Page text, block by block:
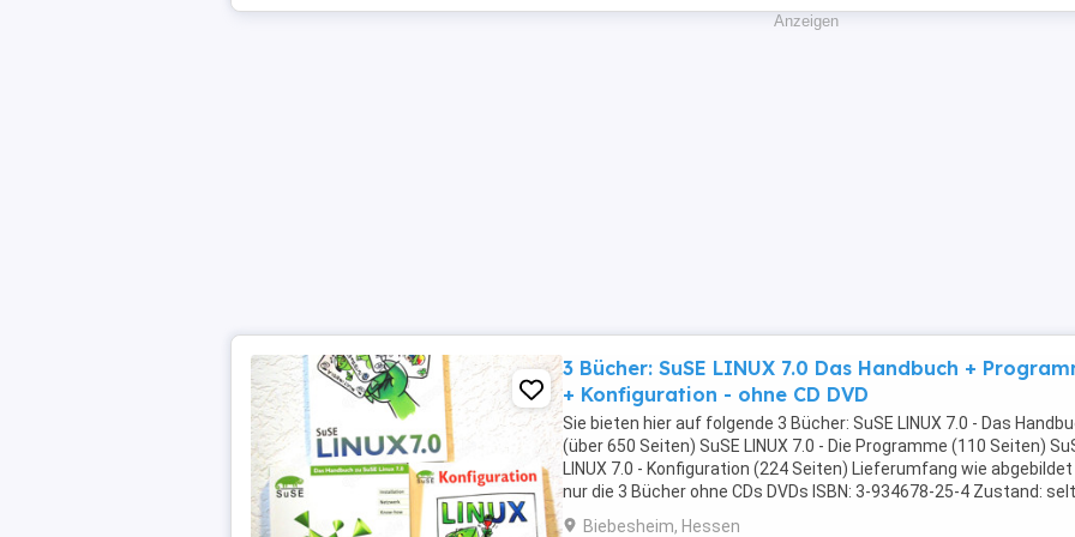
Anzeigen
3 Bücher: SuSE LINUX 7.0 Das Handbuch +
+ Konfiguration - ohne CD DVD
Sie bieten hier auf folgende 3 Bücher: SuSE LINUX 7.0 - Das
(über 650 Seiten) SuSE LINUX 7.0 - Die Programme (110 Seiten)
LINUX 7.0 - Konfiguration (224 Seiten) Lieferumfang wie abgebildet
nur die 3 Bücher ohne CDs DVDs ISBN: 3-934678-25-4 Zustand:
gebraucht, daher in ...
Biebesheim, Hessen